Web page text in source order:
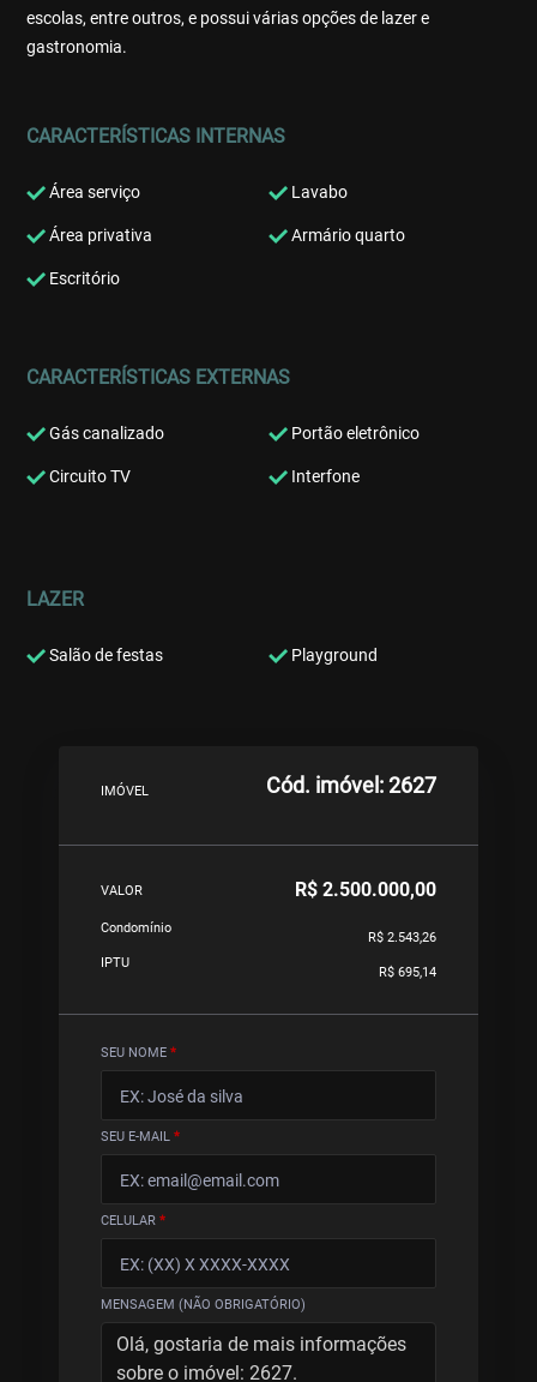
escolas, entre outros, e possui várias opções de lazer e
gastronomia.
CARACTERÍSTICAS INTERNAS
Área serviço Lavabo
Área privativa Armário quarto
Escritório
CARACTERÍSTICAS EXTERNAS
Gás canalizado Portão eletrônico
Circuito TV Interfone
LAZER
Salão de festas Playground
IMÓVEL Cód. imóvel: 2627
VALOR R$ 2.500.000,00
Condomínio
R$ 2.543,26
IPTU
R$ 695,14
SEU NOME *
SEU E-MAIL *
CELULAR *
MENSAGEM (NÃO OBRIGATÓRIO)